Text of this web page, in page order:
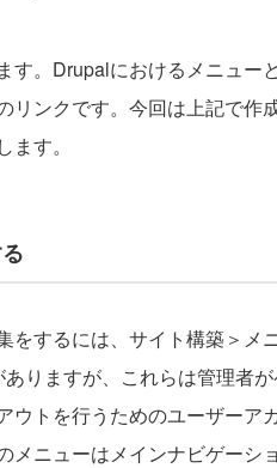
す。Drupalにおけるメニュー
リンクです。今回は上記で作
す。
するには、サイト構築＞メ
りますが、これらは管理者
ウトを行うためのユーザーア
メニューはメインナビゲーシ